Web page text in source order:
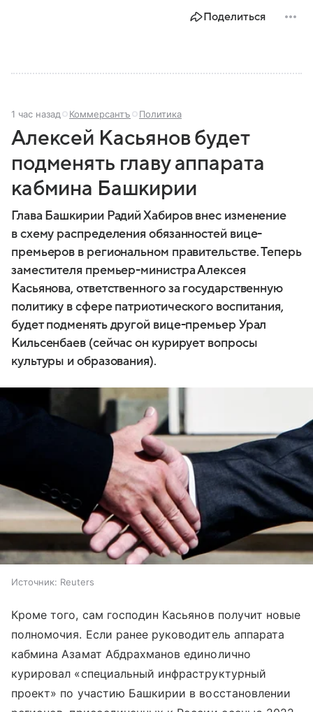
Поделиться
1 час назад Коммерсантъ Политика
Алексей Касьянов будет
подменять главу аппарата
кабмина Башкирии
Глава Башкирии Радий Хабиров внес изменение
в схему распределения обязанностей вице-
премьеров в региональном правительстве. Теперь
заместителя премьер-министра Алексея
Касьянова, ответственного за государственную
политику в сфере патриотического воспитания,
будет подменять другой вице-премьер Урал
Кильсенбаев (сейчас он курирует вопросы
культуры и образования).
Источник: Reuters
Кроме того, сам господин Касьянов получит новые
полномочия. Если ранее руководитель аппарата
кабмина Азамат Абдрахманов единолично
курировал «специальный инфраструктурный
проект» по участию Башкирии в восстановлении